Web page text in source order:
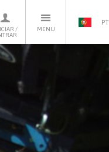
/
MENU
PT